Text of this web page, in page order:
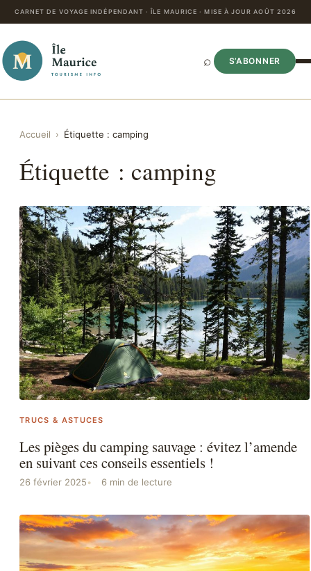
CARNET DE VOYAGE INDÉPENDANT · ÎLE MAURICE · MISE À JOUR AOÛT 2026
⌕ S’ABONNER
Accueil › Étiquette : camping
Étiquette : camping
TRUCS & ASTUCES
Les pièges du camping sauvage : évitez l’amende
en suivant ces conseils essentiels !
26 février 2025 6 min de lecture